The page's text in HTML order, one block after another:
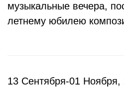
музыкальные вечера,
летнему юбилею
13 Сентября-01 Ноября,